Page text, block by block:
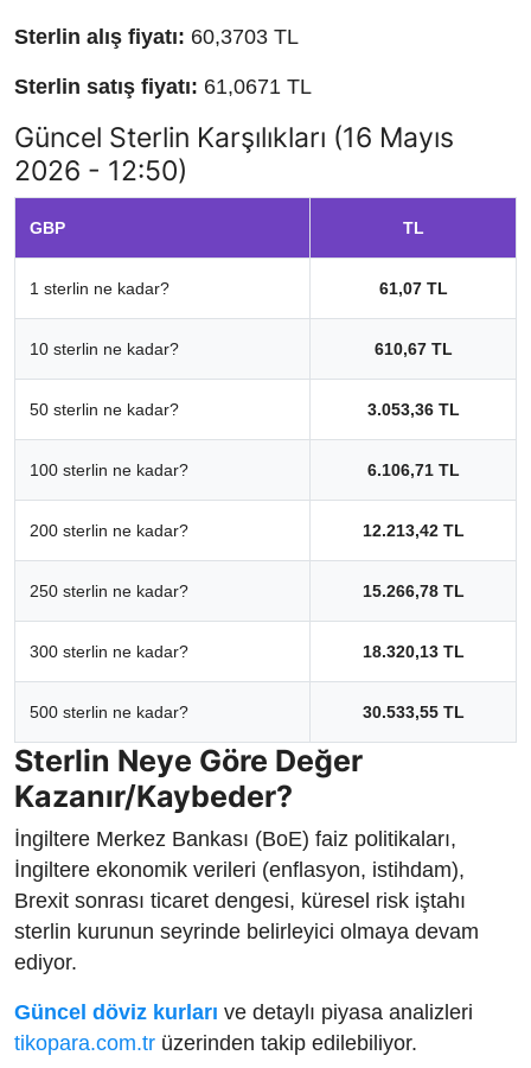
Sterlin alış fiyatı: 60,3703 TL
Sterlin satış fiyatı: 61,0671 TL
Güncel Sterlin Karşılıkları (16 Mayıs
2026 - 12:50)
GBP TL
1 sterlin ne kadar? 61,07 TL
10 sterlin ne kadar? 610,67 TL
50 sterlin ne kadar? 3.053,36 TL
100 sterlin ne kadar? 6.106,71 TL
200 sterlin ne kadar? 12.213,42 TL
250 sterlin ne kadar? 15.266,78 TL
300 sterlin ne kadar? 18.320,13 TL
500 sterlin ne kadar? 30.533,55 TL
Sterlin Neye Göre Değer
Kazanır/Kaybeder?
İngiltere Merkez Bankası (BoE) faiz politikaları,
İngiltere ekonomik verileri (enflasyon, istihdam),
Brexit sonrası ticaret dengesi, küresel risk iştahı
sterlin kurunun seyrinde belirleyici olmaya devam
ediyor.
Güncel döviz kurları ve detaylı piyasa analizleri
tikopara.com.tr üzerinden takip edilebiliyor.